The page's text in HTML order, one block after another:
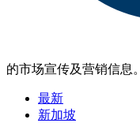
的市场宣传及营销信息。
最新
新加坡